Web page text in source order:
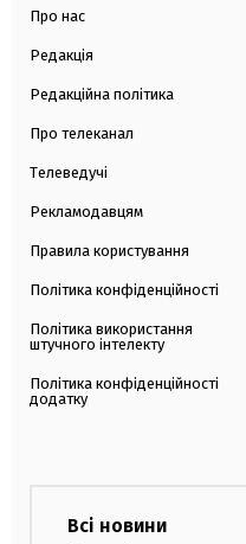
Про нас
Редакція
Редакційна політика
Про телеканал
Телеведучі
Рекламодавцям
Правила користування
Політика конфіденційності
Політика використання
штучного інтелекту
Політика конфіденційності
додатку
Всі новини